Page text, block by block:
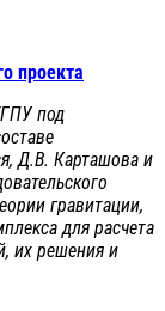
проекта
под
Д.В. Карташова и
гравитации,
для расчета
их решения и